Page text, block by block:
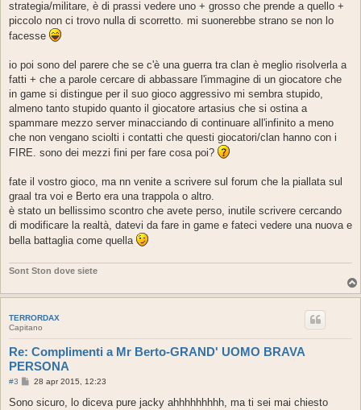
strategia/militare, è di prassi vedere uno + grosso che prende a quello +
piccolo non ci trovo nulla di scorretto. mi suonerebbe strano se non lo
facesse
io poi sono del parere che se c'è una guerra tra clan è meglio risolverla a
fatti + che a parole cercare di abbassare l'immagine di un giocatore che
in game si distingue per il suo gioco aggressivo mi sembra stupido,
almeno tanto stupido quanto il giocatore artasius che si ostina a
spammare mezzo server minacciando di continuare all'infinito a meno
che non vengano sciolti i contatti che questi giocatori/clan hanno con i
FIRE. sono dei mezzi fini per fare cosa poi?
fate il vostro gioco, ma nn venite a scrivere sul forum che la piallata sul
graal tra voi e Berto era una trappola o altro.
è stato un bellissimo scontro che avete perso, inutile scrivere cercando
di modificare la realtà, datevi da fare in game e fateci vedere una nuova e
bella battaglia come quella
Sont Ston dove siete
TERRORDAX
Capitano
Re: Complimenti a Mr Berto-GRAND' UOMO BRAVA
PERSONA
#3
M
s
28 apr 2015, 12:23
Sono sicuro, lo diceva pure jacky ahhhhhhhhh, ma ti sei mai chiesto